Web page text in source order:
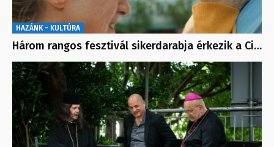
HAZÁNK - KULTÚRA
Három rangos fesztivál sikerdarabja érkezik a Ci…